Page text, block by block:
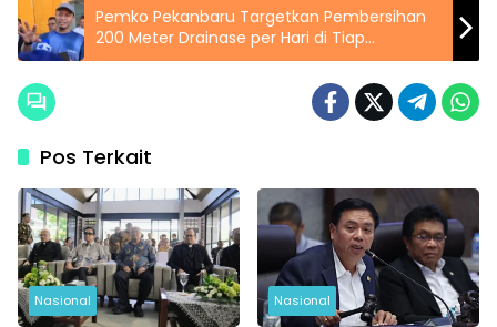
Pemko Pekanbaru Targetkan Pembersihan
200 Meter Drainase per Hari di Tiap
Kecamatan
Pos Terkait
Nasional Nasional